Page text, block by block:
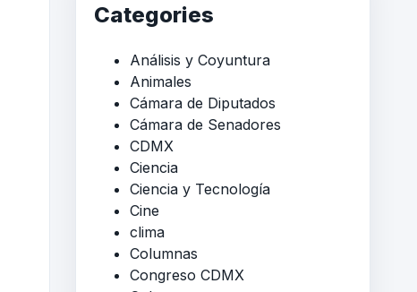
Categories
Análisis y Coyuntura
Animales
Cámara de Diputados
Cámara de Senadores
CDMX
Ciencia
Ciencia y Tecnología
Cine
clima
Columnas
Congreso CDMX